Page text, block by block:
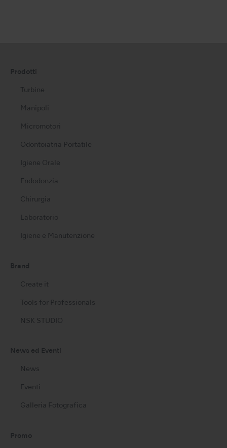
Prodotti
Turbine
Manipoli
Micromotori
Odontoiatria Portatile
Igiene Orale
Endodonzia
Chirurgia
Laboratorio
Igiene e Manutenzione
Brand
Create it
Tools for Professionals
NSK STUDIO
News ed Eventi
News
Eventi
Galleria Fotografica
Promo